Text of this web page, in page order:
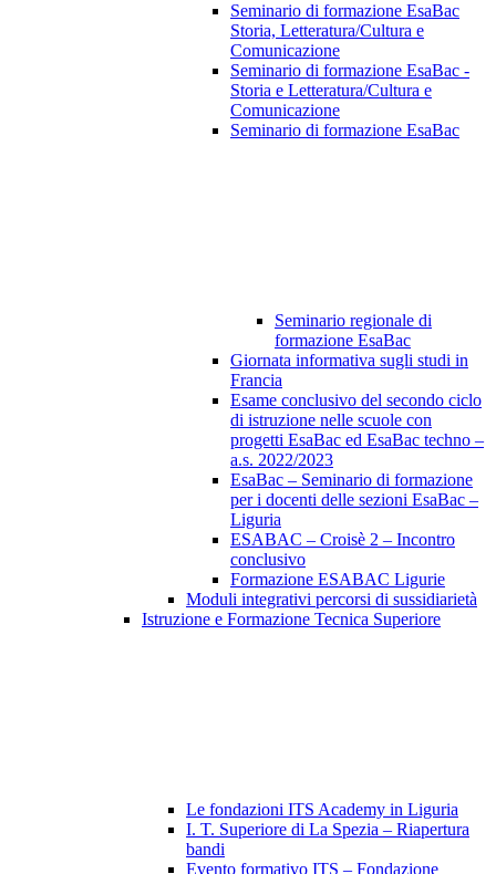
Seminario di formazione EsaBac
Storia, Letteratura/Cultura e
Comunicazione
Seminario di formazione EsaBac -
Storia e Letteratura/Cultura e
Comunicazione
Seminario di formazione EsaBac
Seminario regionale di
formazione EsaBac
Giornata informativa sugli studi in
Francia
Esame conclusivo del secondo ciclo
di istruzione nelle scuole con
progetti EsaBac ed EsaBac techno –
a.s. 2022/2023
EsaBac – Seminario di formazione
per i docenti delle sezioni EsaBac –
Liguria
ESABAC – Croisè 2 – Incontro
conclusivo
Formazione ESABAC Ligurie
Moduli integrativi percorsi di sussidiarietà
Istruzione e Formazione Tecnica Superiore
Le fondazioni ITS Academy in Liguria
I. T. Superiore di La Spezia – Riapertura
bandi
Evento formativo ITS – Fondazione